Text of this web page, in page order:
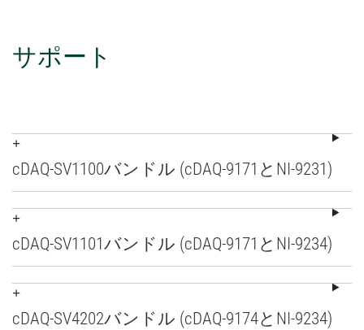
サポート
cDAQ-SV1100バンドル (cDAQ-9171 と NI-9231)
cDAQ-SV1101バンドル (cDAQ-9171 と NI-9234)
cDAQ-SV4202バンドル (cDAQ-9174と NI-9234)